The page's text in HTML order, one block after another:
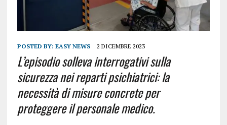
POSTED BY: EASY NEWS 2 DICEMBRE 2023
L’episodio solleva interrogativi sulla
sicurezza nei reparti psichiatrici: la
necessità di misure concrete per
proteggere il personale medico.